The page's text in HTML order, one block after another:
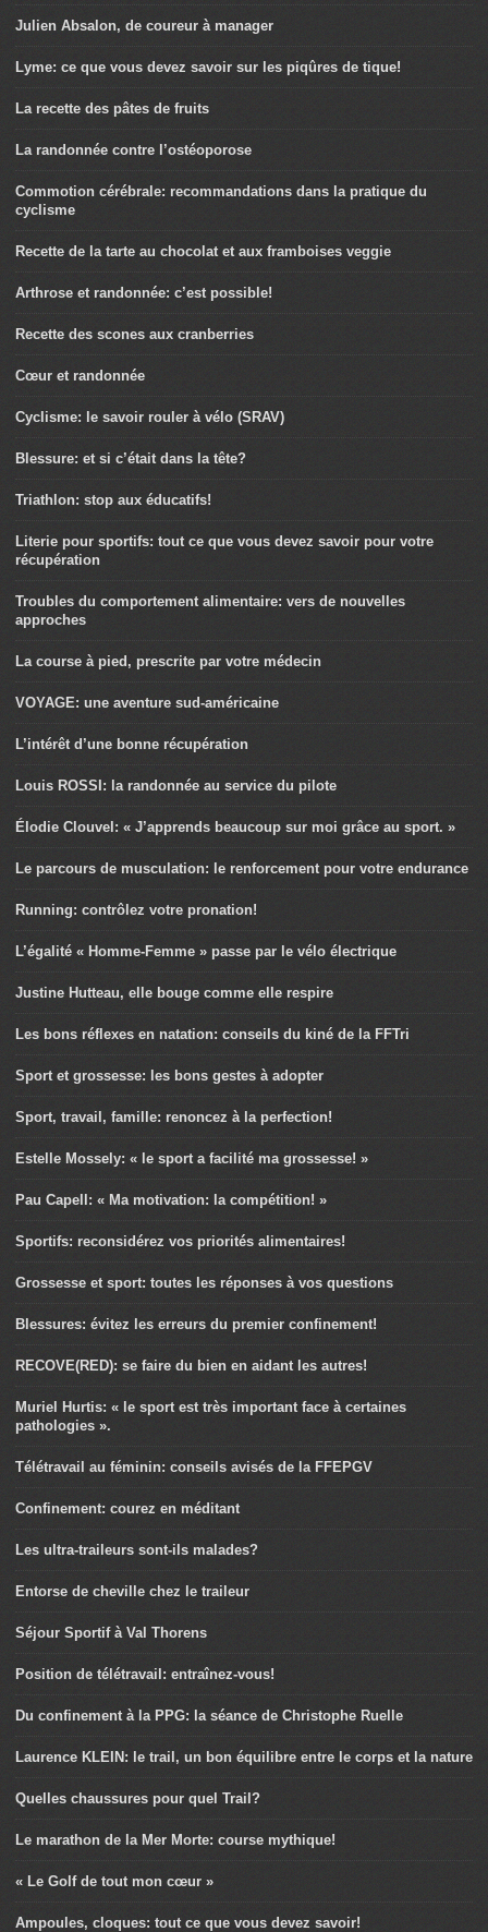
Julien Absalon, de coureur à manager
Lyme: ce que vous devez savoir sur les piqûres de tique!
La recette des pâtes de fruits
La randonnée contre l’ostéoporose
Commotion cérébrale: recommandations dans la pratique du
cyclisme
Recette de la tarte au chocolat et aux framboises veggie
Arthrose et randonnée: c’est possible!
Recette des scones aux cranberries
Cœur et randonnée
Cyclisme: le savoir rouler à vélo (SRAV)
Blessure: et si c’était dans la tête?
Triathlon: stop aux éducatifs!
Literie pour sportifs: tout ce que vous devez savoir pour votre
récupération
Troubles du comportement alimentaire: vers de nouvelles
approches
La course à pied, prescrite par votre médecin
VOYAGE: une aventure sud-américaine
L’intérêt d’une bonne récupération
Louis ROSSI: la randonnée au service du pilote
Élodie Clouvel: « J’apprends beaucoup sur moi grâce au sport. »
Le parcours de musculation: le renforcement pour votre endurance
Running: contrôlez votre pronation!
L’égalité « Homme-Femme » passe par le vélo électrique
Justine Hutteau, elle bouge comme elle respire
Les bons réflexes en natation: conseils du kiné de la FFTri
Sport et grossesse: les bons gestes à adopter
Sport, travail, famille: renoncez à la perfection!
Estelle Mossely: « le sport a facilité ma grossesse! »
Pau Capell: « Ma motivation: la compétition! »
Sportifs: reconsidérez vos priorités alimentaires!
Grossesse et sport: toutes les réponses à vos questions
Blessures: évitez les erreurs du premier confinement!
RECOVE(RED): se faire du bien en aidant les autres!
Muriel Hurtis: « le sport est très important face à certaines
pathologies ».
Télétravail au féminin: conseils avisés de la FFEPGV
Confinement: courez en méditant
Les ultra-traileurs sont-ils malades?
Entorse de cheville chez le traileur
Séjour Sportif à Val Thorens
Position de télétravail: entraînez-vous!
Du confinement à la PPG: la séance de Christophe Ruelle
Laurence KLEIN: le trail, un bon équilibre entre le corps et la nature
Quelles chaussures pour quel Trail?
Le marathon de la Mer Morte: course mythique!
« Le Golf de tout mon cœur »
Ampoules, cloques: tout ce que vous devez savoir!